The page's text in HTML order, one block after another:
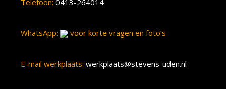
WhatsApp: voor korte vragen en foto’s
E-mail werkplaats: werkplaats@stevens-uden.nl